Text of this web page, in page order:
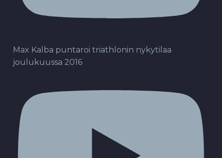
Max Kalba puntaroi triathlonin nykytilaa
joulukuussa 2016